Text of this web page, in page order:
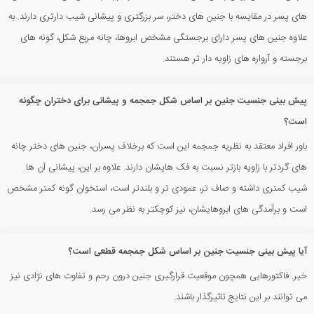
های پسر در مقایسه با جنین های دختر، سر بزرگتری و پیشانی شیب دارتری دارند. به
علاوه جنین های پسر دارای برجستگی مشخص ابروها، چانه مربع شکل، گونه های
برجسته و آرواره های زاویه دار تر هستند.
پیش بینی جنسیت جنین بر اساس شکل جمجمه و پیشانی برای دختران چگونه
است؟
باور افراد معتقد به نظریه جمجمه این است که برخلاف پسران، جنین های دختر چانه
‌های گردتر با زاویه بازتر نسبت به فک ‌هایشان دارند. علاوه بر این، پیشانی آن ها
شیب کمتری داشته و صاف تر، عمودی تر و بلندتر است، استخوان گونه کمتر مشخص
است و برآمدگی های ابروهایشان، نیز کوچکتر به نظر می رسد.
آیا پیش بینی جنسیت جنین بر اساس شکل جمجمه قطعی است؟
خیر. فاکتورهایی همچون موقعیت قرارگیری جنین درون رحم و تفاوت های نژادی نیز
می توانند بر این نتایج تاثیرگذار باشند.